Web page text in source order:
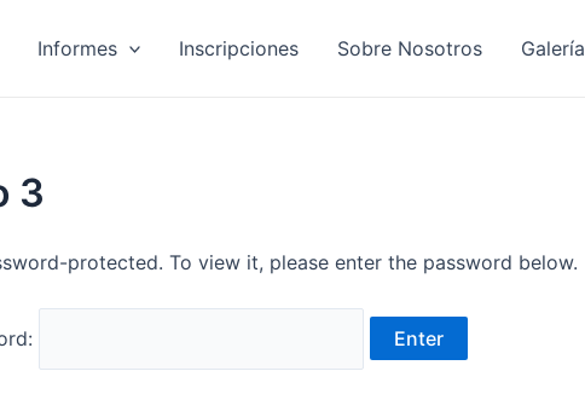
Informes Inscripciones Sobre Nosotros Galería
3
protected. To view it, please enter the password below.